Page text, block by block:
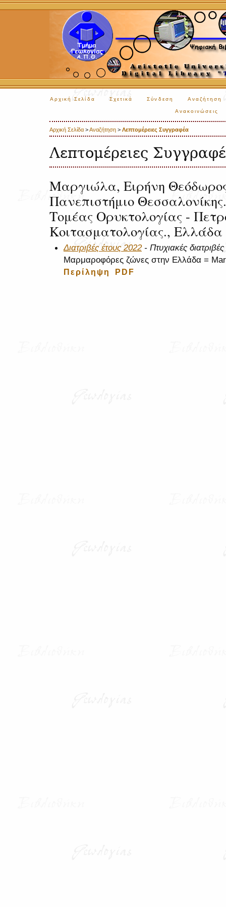
Αρχική Σελίδα Σχετικά Σύνδεση Αναζήτηση
Ανακοινώσεις
Αρχική Σελίδα >Αναζήτηση > Λεπτομέρειες Συγγραφέα
Λεπτομέρειες
Μαργιώλα, Ειρήνη
Πανεπιστήμιο
Τομέας Ορυκτολογίας -
Κοιτασματολογίας., Ελλάδα
Διατριβές έτους 2022- Πτυχιακές
Μαρμαροφόρες ζώνες στην Ελλάδα =
Περίληψη PDF